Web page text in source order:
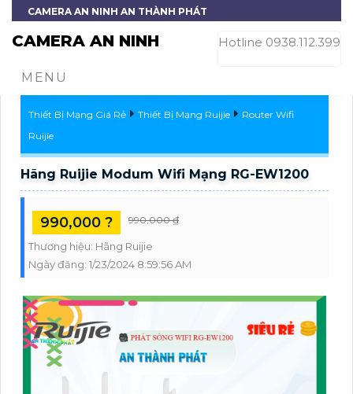
CAMERA AN NINH AN THÀNH PHÁT
CAMERA AN NINH Hotline 0938.112.399
MENU
Thiết Bị Mạng Giá Rẻ Thiết Bị Mạng Ruijie
Router Wifi
Ruijie
Hãng Ruijie Modum Wifi Mạng RG-EW1200
990,000 ? 990,000 ₫
Thương hiệu: Hãng Ruijie
Ngày đăng: 1/23/2024 8:59:56 AM